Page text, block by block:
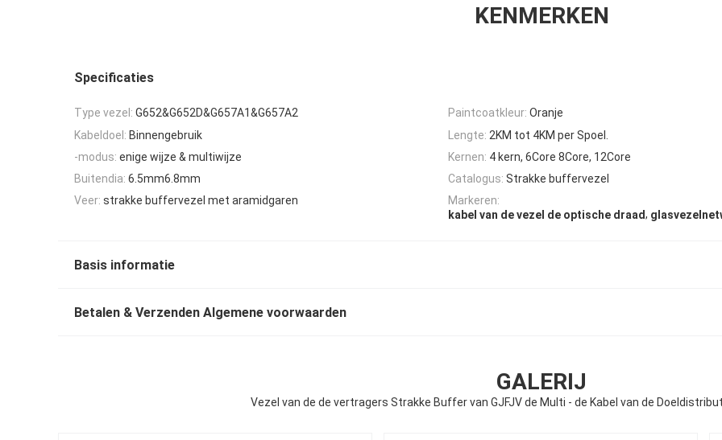
KENMERKEN
Specificaties
Type vezel: G652&G652D&G657A1&G657A2 Paintcoatkleur: Oranje
Kabeldoel: Binnengebruik Lengte: 2KM tot 4KM per Spoel.
-modus: enige wijze & multiwijze Kernen: 4 kern, 6Core 8Core, 12Core
Buitendia: 6.5mm6.8mm Catalogus: Strakke buffervezel
Veer: strakke buffervezel met aramidgaren
Markeren:
kabel van de vezel de optische draad,
Basis informatie
Betalen & Verzenden Algemene voorwaarden
GALERIJ
Vezel van de de vertragers Strakke Buffer van GJFJV de Multi - de Kabel van de